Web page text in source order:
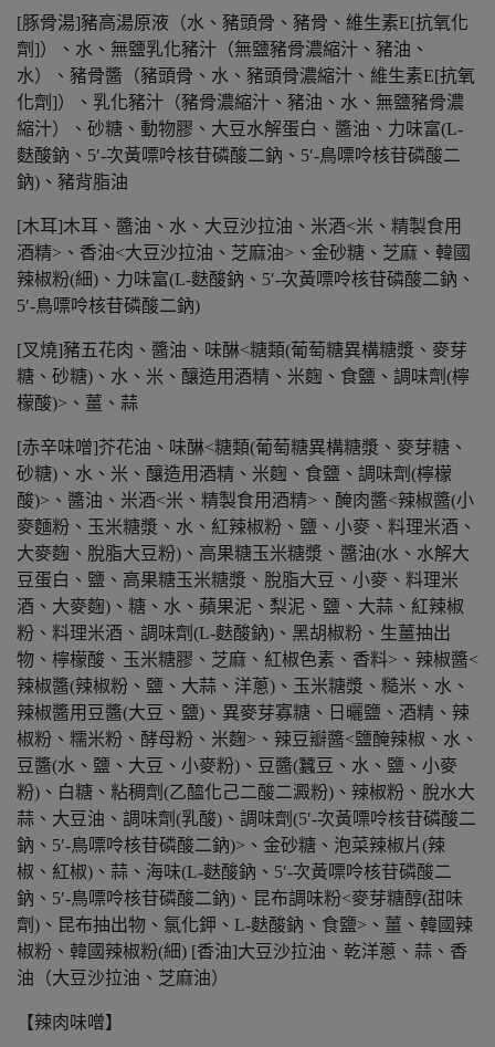
[豚骨湯]豬高湯原液（水、豬頭骨、豬骨、維生素E[抗氧化
劑]）、水、無鹽乳化豬汁（無鹽豬骨濃縮汁、豬油、
水）、豬骨醬（豬頭骨、水、豬頭骨濃縮汁、維生素E[抗氧
化劑]）、乳化豬汁（豬骨濃縮汁、豬油、水、無鹽豬骨濃
縮汁）、砂糖、動物膠、大豆水解蛋白、醬油、力味富(L-
麩酸鈉、5′-次黃嘌呤核苷磷酸二鈉、5′-鳥嘌呤核苷磷酸二
鈉)、豬背脂油
[木耳]木耳、醬油、水、大豆沙拉油、米酒<米、精製食用
酒精>、香油<大豆沙拉油、芝麻油>、金砂糖、芝麻、韓國
辣椒粉(細)、力味富(L-麩酸鈉、5′-次黃嘌呤核苷磷酸二鈉、
5′-鳥嘌呤核苷磷酸二鈉)
[叉燒]豬五花肉、醬油、味醂<糖類(葡萄糖異構糖漿、麥芽
糖、砂糖)、水、米、釀造用酒精、米麴、食鹽、調味劑(檸
檬酸)>、薑、蒜
[赤辛味噌]芥花油、味醂<糖類(葡萄糖異構糖漿、麥芽糖、
砂糖)、水、米、釀造用酒精、米麴、食鹽、調味劑(檸檬
酸)>、醬油、米酒<米、精製食用酒精>、醃肉醬<辣椒醬(小
麥麵粉、玉米糖漿、水、紅辣椒粉、鹽、小麥、料理米酒、
大麥麴、脫脂大豆粉)、高果糖玉米糖漿、醬油(水、水解大
豆蛋白、鹽、高果糖玉米糖漿、脫脂大豆、小麥、料理米
酒、大麥麴)、糖、水、蘋果泥、梨泥、鹽、大蒜、紅辣椒
粉、料理米酒、調味劑(L-麩酸鈉)、黑胡椒粉、生薑抽出
物、檸檬酸、玉米糖膠、芝麻、紅椒色素、香料>、辣椒醬<
辣椒醬(辣椒粉、鹽、大蒜、洋蔥)、玉米糖漿、糙米、水、
辣椒醬用豆醬(大豆、鹽)、異麥芽寡糖、日曬鹽、酒精、辣
椒粉、糯米粉、酵母粉、米麴>、辣豆瓣醬<鹽醃辣椒、水、
豆醬(水、鹽、大豆、小麥粉)、豆醬(蠶豆、水、鹽、小麥
粉)、白糖、粘稠劑(乙醯化己二酸二澱粉)、辣椒粉、脫水大
蒜、大豆油、調味劑(乳酸)、調味劑(5′-次黃嘌呤核苷磷酸二
鈉、5′-鳥嘌呤核苷磷酸二鈉)>、金砂糖、泡菜辣椒片(辣
椒、紅椒)、蒜、海味(L-麩酸鈉、5′-次黃嘌呤核苷磷酸二
鈉、5′-鳥嘌呤核苷磷酸二鈉)、昆布調味粉<麥芽糖醇(甜味
劑)、昆布抽出物、氯化鉀、L-麩酸鈉、食鹽>、薑、韓國辣
椒粉、韓國辣椒粉(細) [香油]大豆沙拉油、乾洋蔥、蒜、香
油（大豆沙拉油、芝麻油）
【辣肉味噌】